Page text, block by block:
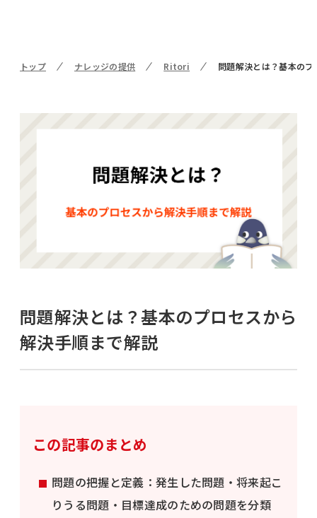
トップ ナレッジの提供 Ritori 問題解決とは？基本の
問題解決とは？基本のプロセスから
解決手順まで解説
この記事のまとめ
問題の把握と定義：発生した問題・将来起こ
りうる問題・目標達成のための問題を分類